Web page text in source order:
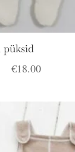
€18.00